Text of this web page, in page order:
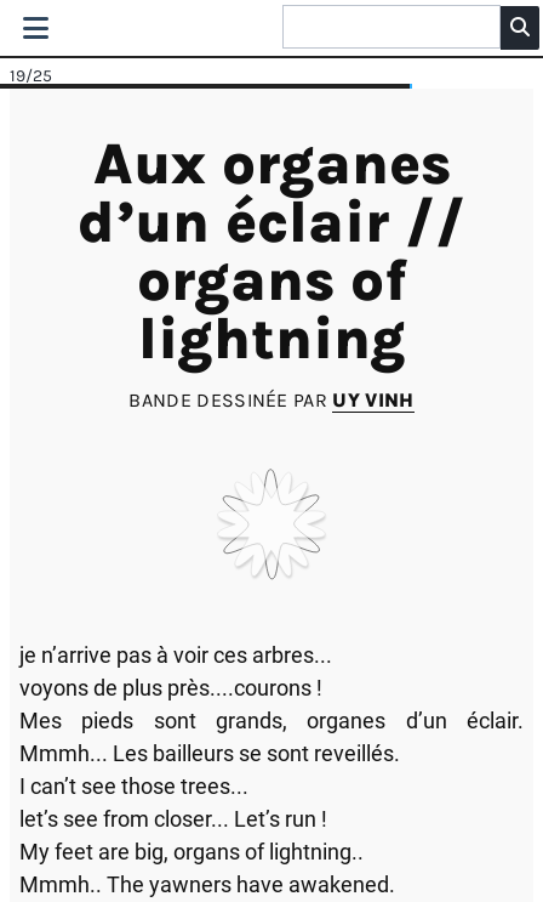
19/25
Aux organes
d’un éclair //
organs of
lightning
BANDE DESSINÉE PAR UY VINH
je n’arrive pas à voir ces arbres...
voyons de plus près....courons !
Mes pieds sont grands, organes d’un éclair.
Mmmh... Les bailleurs se sont reveillés.
I can’t see those trees...
let’s see from closer... Let’s run !
My feet are big, organs of lightning..
Mmmh.. The yawners have awakened.